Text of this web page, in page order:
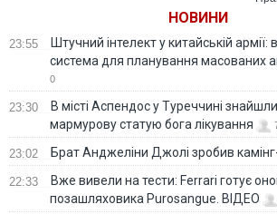
сумісне з життям
НОВИНИ
23:55
Штучний інтелект у китайській
система для планування масованих
0
23:30
В місті Аспендос у Туреччині
мармурову статую бога лікування
23:02 Брат Анджеліни Джолі зробив
22:33
Вже вивели на тести: Ferrari готує
позашляховика Purosangue. ВІДЕО